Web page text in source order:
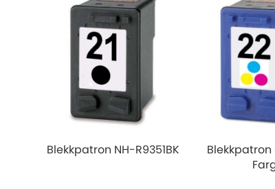
Blekkpatron NH-R9351BK
Blekkpatron